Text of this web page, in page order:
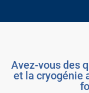
Avez-vous des
et la cryogénie